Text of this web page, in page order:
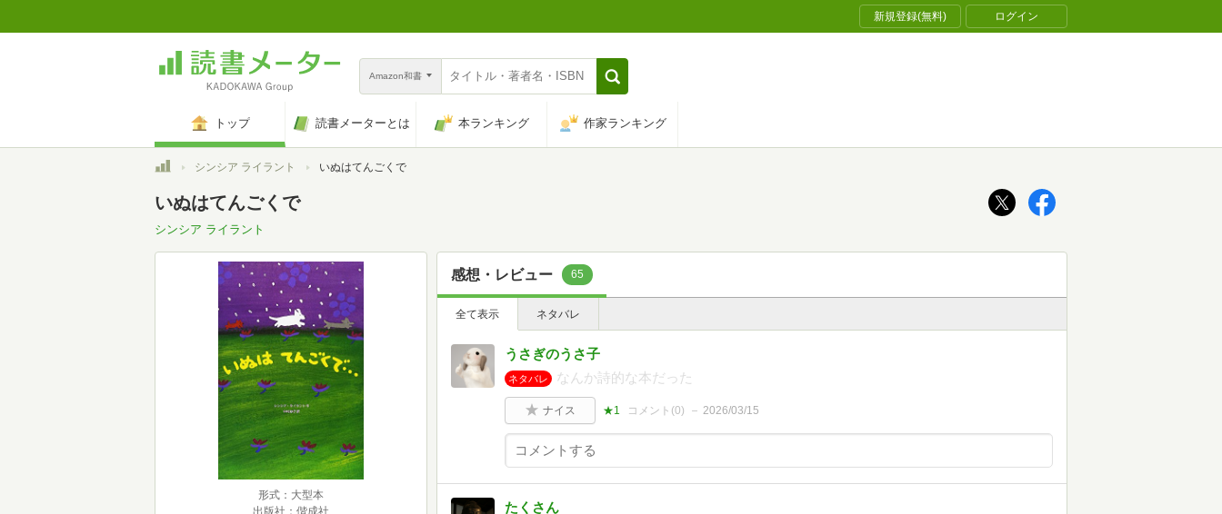
新規登録(無料) ログイン
Amazon和書
トップ 読書メーターとは 本ランキング 作家ランキング
トップシンシア ライラント いぬはてんごくで
いぬはてんごくで
シンシア ライラント
形式：大型本
出版社：偕成社
感想・レビュー 65
全て表示 ネタバレ
うさぎのうさ子
ネタバレ なんか詩的な本だった
ナイス ★1 コメント(0) 2026/03/15
たくさん